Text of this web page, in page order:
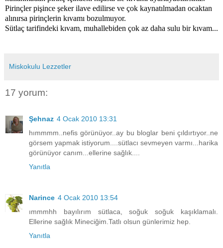
Pirinçler pişince şeker ilave edilirse ve çok kaynatılmadan ocaktan
alınırsa pirinçlerin kıvamı bozulmuyor.
Sütlaç tarifindeki kıvam, muhallebiden çok az daha sulu bir kıvam...
Miskokulu Lezzetler
17 yorum:
Şehnaz 4 Ocak 2010 13:31
hımmmm..nefis görünüyor..ay bu bloglar beni çıldırtıyor..ne
görsem yapmak istiyorum....sütlacı sevmeyen varmı...harika
görünüyor canım...ellerine sağlık....
Yanıtla
Narince 4 Ocak 2010 13:54
ımmmhh bayılırım sütlaca, soğuk soğuk kaşıklamalı.
Ellerine sağlık Mineciğim.Tatlı olsun günlerimiz hep.
Yanıtla